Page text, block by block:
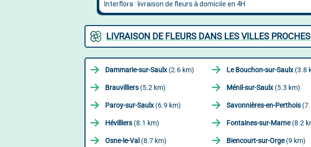
LIVRAISON DE FLEURS DANS LES VILLES
Dammarie-sur-Saulx(2.6 km) Le Bouchon-sur-Saulx(3.8
Brauvilliers (5.2 km) Ménil-sur-Saulx(5.3 km)
Paroy-sur-Saulx(6.9 km) Savonnières-en-Perthois
Hévilliers (8.1 km) Fontaines-sur-Marne(8.2
Osne-le-Val (8.7 km) Biencourt-sur-Orge(9 km)